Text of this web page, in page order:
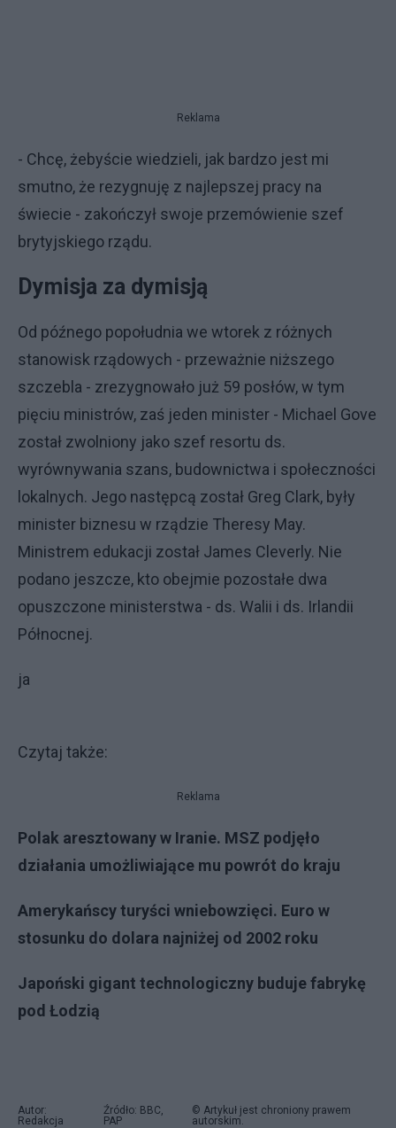
Reklama
- Chcę, żebyście wiedzieli, jak bardzo jest mi
smutno, że rezygnuję z najlepszej pracy na
świecie - zakończył swoje przemówienie szef
brytyjskiego rządu.
Dymisja za dymisją
Od późnego popołudnia we wtorek z różnych
stanowisk rządowych - przeważnie niższego
szczebla - zrezygnowało już 59 posłów, w tym
pięciu ministrów, zaś jeden minister - Michael Gove
został zwolniony jako szef resortu ds.
wyrównywania szans, budownictwa i społeczności
lokalnych. Jego następcą został Greg Clark, były
minister biznesu w rządzie Theresy May.
Ministrem edukacji został James Cleverly. Nie
podano jeszcze, kto obejmie pozostałe dwa
opuszczone ministerstwa - ds. Walii i ds. Irlandii
Północnej.
ja
Czytaj także:
Reklama
Polak aresztowany w Iranie. MSZ podjęło
działania umożliwiające mu powrót do kraju
Amerykańscy turyści wniebowzięci. Euro w
stosunku do dolara najniżej od 2002 roku
Japoński gigant technologiczny buduje fabrykę
pod Łodzią
Autor:
Redakcja
Źródło: BBC,
PAP
© Artykuł jest chroniony prawem
autorskim.